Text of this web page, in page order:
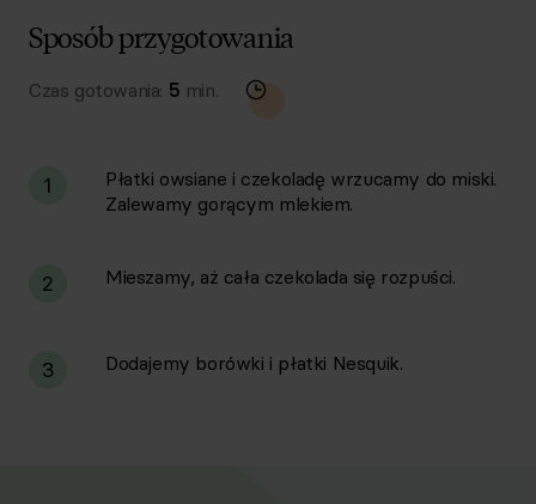
Sposób przygotowania
Czas gotowania: 5 min.
1
Płatki owsiane i czekoladę wrzucamy do miski.
Zalewamy gorącym mlekiem.
2 Mieszamy, aż cała czekolada się rozpuści.
3 Dodajemy borówki i płatki Nesquik.